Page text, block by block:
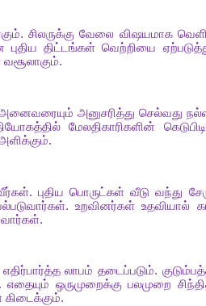
.சிலருக்கு வேலை விஷயமாக
புதிய திட்டங்கள் வெற்றியை
வசூலாகும்.
அனுசரித்து செல்வது
மேலதிகாரிகளின்
.
.புதிய பொருட்கள் வீடு வந்து
. உறவினர்கள் உதவியால்
.
எதிர்பார்த்த லாபம் தடைப்படும்.
.எதையும் ஒருமுறைக்கு பலமுறை
கிடைக்கும்.